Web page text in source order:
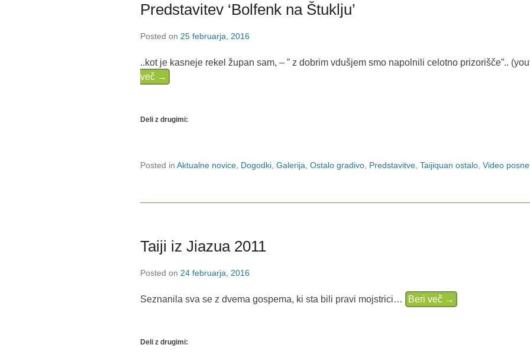
Predstavitev ‘Bolfenk na Štuklju’
Posted on 25 februarja, 2016
..kot je kasneje rekel župan sam, – ” z dobrim vdušjem smo napolnili celotno prizorišče”..
več →
Deli z drugimi:
Posted in Aktualne novice, Dogodki, Galerija Ostalo gradivo, Predstavitve, Taijiquan ostalo, Video
Taiji iz Jiazua 2011
Posted on 24 februarja, 2016
Seznanila sva se z dvema gospema, ki sta bili pravi mojstrici… Beri več →
Deli z drugimi: